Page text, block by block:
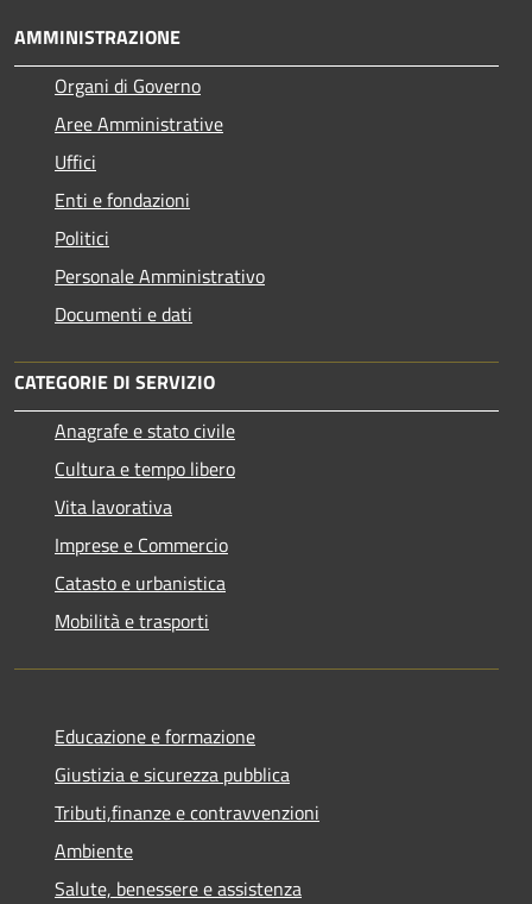
AMMINISTRAZIONE
Organi di Governo
Aree Amministrative
Uffici
Enti e fondazioni
Politici
Personale Amministrativo
Documenti e dati
CATEGORIE DI SERVIZIO
Anagrafe e stato civile
Cultura e tempo libero
Vita lavorativa
Imprese e Commercio
Catasto e urbanistica
Mobilità e trasporti
Educazione e formazione
Giustizia e sicurezza pubblica
Tributi,finanze e contravvenzioni
Ambiente
Salute, benessere e assistenza